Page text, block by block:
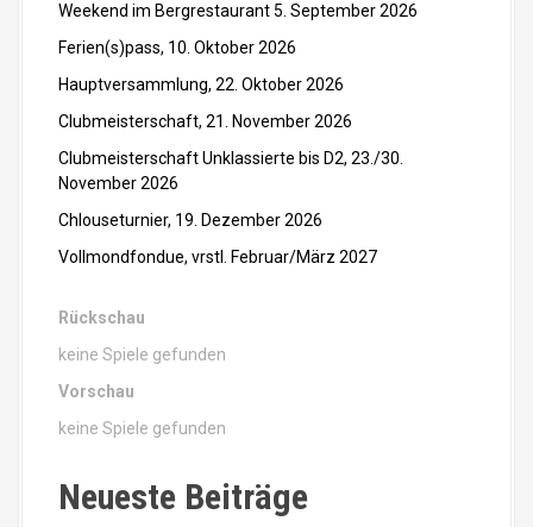
Weekend im Bergrestaurant 5. September 2026
Ferien(s)pass, 10. Oktober 2026
Hauptversammlung, 22. Oktober 2026
Clubmeisterschaft, 21. November 2026
Clubmeisterschaft Unklassierte bis D2, 23./30.
November 2026
Chlouseturnier, 19. Dezember 2026
Vollmondfondue, vrstl. Februar/März 2027
Rückschau
keine Spiele gefunden
Vorschau
keine Spiele gefunden
Neueste Beiträge